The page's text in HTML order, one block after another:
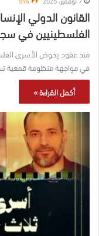
الفلسطينيين في
منذ عقود يخوض الأسرى
في مواجهة منظومة قمعية
أكمل القراءة »